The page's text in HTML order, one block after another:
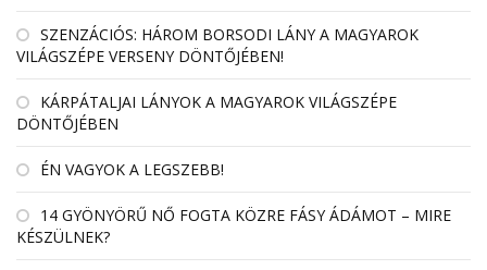
SZENZÁCIÓS: HÁROM BORSODI LÁNY A MAGYAROK
VILÁGSZÉPE VERSENY DÖNTŐJÉBEN!
KÁRPÁTALJAI LÁNYOK A MAGYAROK VILÁGSZÉPE
DÖNTŐJÉBEN
ÉN VAGYOK A LEGSZEBB!
14 GYÖNYÖRŰ NŐ FOGTA KÖZRE FÁSY ÁDÁMOT – MIRE
KÉSZÜLNEK?